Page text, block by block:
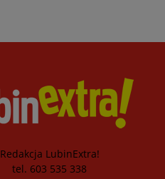
Redakcja LubinExtra!
tel. 603 535 338